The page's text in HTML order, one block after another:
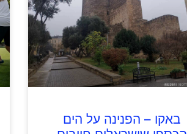
באקו – הפנינה על הים